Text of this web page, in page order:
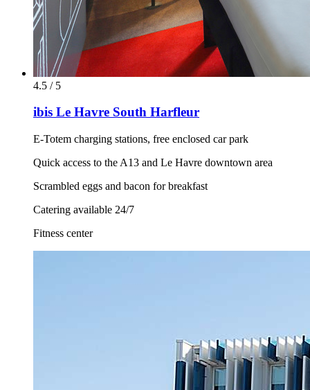
4.5 / 5
ibis Le Havre South Harfleur
E-Totem charging stations, free enclosed car park
Quick access to the A13 and Le Havre downtown area
Scrambled eggs and bacon for breakfast
Catering available 24/7
Fitness center